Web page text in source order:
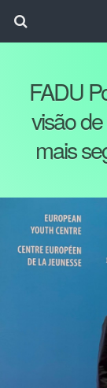
FADU
visão
mais